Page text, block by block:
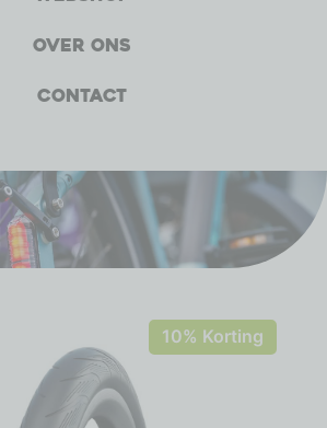
Over ons
Contact
10% Korting